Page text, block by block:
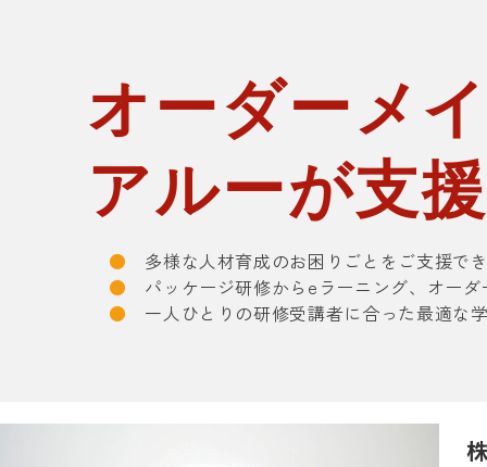
オーダーメ
アルーが支援
● 多様な人材育成のお困りごとをご支援で
● パッケージ研修からeラーニング、オー
● 一人ひとりの研修受講者に合った最適な